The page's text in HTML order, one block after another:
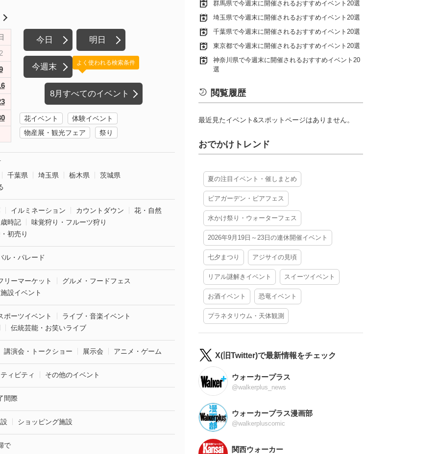
今日 明日
今週末
8月すべてのイベント
よく使われる検索条件
花イベント
体験イベント
物産展・観光フェア
祭り
千葉県
埼玉県 栃木県
茨城県
イルミネーション カウントダウン
花・自然
時記
味覚狩り・フルーツ狩り
初売り
ル・パレード
リーマーケット
グルメ・フードフェス
設イベント
ポーツイベント
ライブ・音楽イベント
伝統芸能・お笑いライブ
講演会・トークショー 展示会 アニメ・ゲーム
ィビティ その他のイベント
間際
ショッピング施設
で
群馬県で今週末に開催されるおすすめイベント20選
埼玉県で今週末に開催されるおすすめイベント20選
千葉県で今週末に開催されるおすすめイベント20選
東京都で今週末に開催されるおすすめイベント20選
神奈川県で今週末に開催されるおすすめイベント20
選
閲覧履歴
最近見たイベント&スポットページはありません。
おでかけトレンド
夏の注目イベント・催しまとめ
ビアガーデン・ビアフェス
水かけ祭り・ウォーターフェス
2026年9月19日～23日の連休開催イベント
七夕まつり アジサイの見頃
リアル謎解きイベント スイーツイベント
お酒イベント 恐竜イベント
プラネタリウム・天体観測
X(旧Twitter)で最新情報をチェック
ウォーカープラス
@walkerplus_news
ウォーカープラス漫画部
@walkerpluscomic
関西ウォーカー